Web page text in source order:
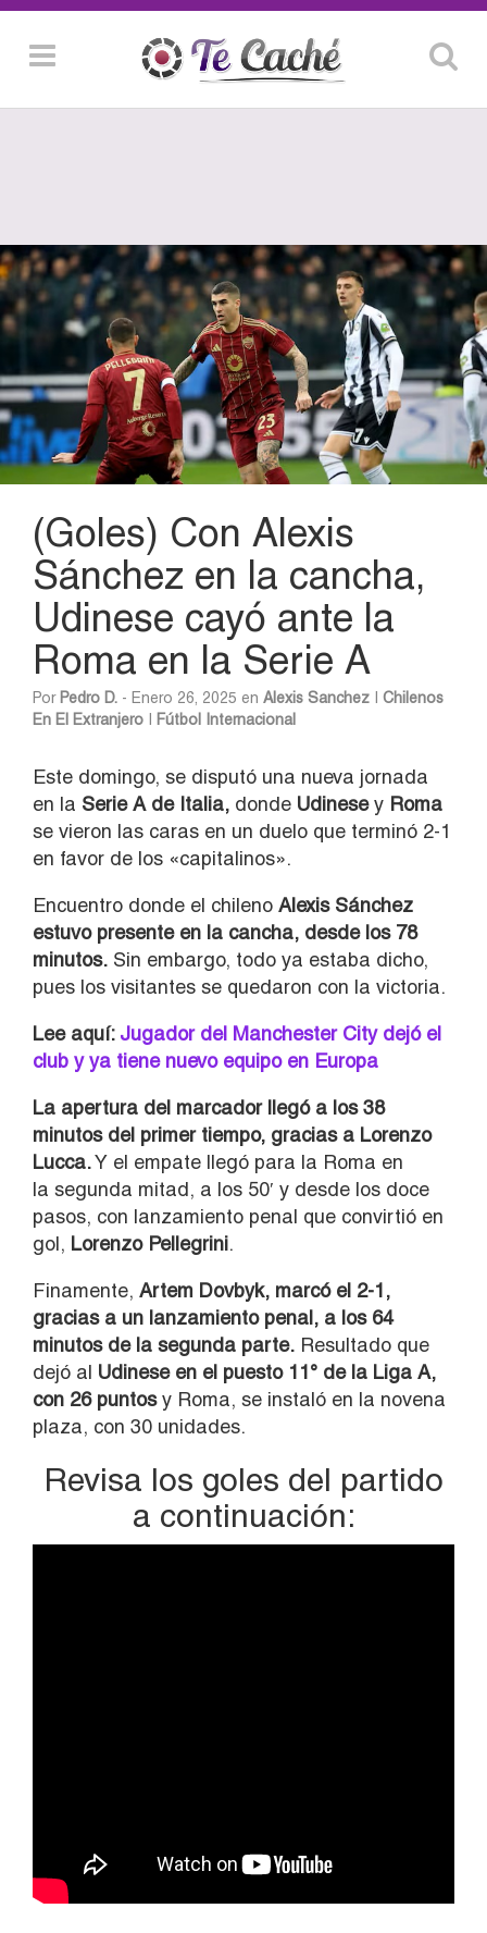
(Goles) Con Alexis
Sánchez en la cancha,
Udinese cayó ante la
Roma en la Serie A
Por Pedro D. - Enero 26, 2025 en Alexis Sanchez
Chilenos
En El Extranjero
Fútbol Internacional
Este domingo, se disputó una nueva jornada
en la Serie A de Italia, donde Udinesey Roma
se vieron las caras en un duelo que terminó 2-1
en favor de los «capitalinos».
Encuentro donde el chileno Alexis Sánchez
estuvo presente en la cancha, desde los 78
minutos. Sin embargo, todo ya estaba dicho,
pues los visitantes se quedaron con la victoria.
Lee aquí:Jugador del Manchester City dejó el
club y ya tiene nuevo equipo en Europa
La apertura del marcador llegó a los 38
minutos del primer tiempo, gracias a Lorenzo
Lucca.Y el empate llegó para la Roma en
la segunda mitad, a los 50′ y desde los doce
pasos, con lanzamiento penal que convirtió en
gol, Lorenzo Pellegrini.
Finamente, Artem Dovbyk, marcó el 2-1,
gracias a un lanzamiento penal, a los 64
minutos de la segunda parte. Resultado que
dejó al Udinese en el puesto 11° de la Liga A,
con 26 puntosy Roma, se instaló en la novena
plaza, con 30 unidades.
Revisa los goles del partido
a continuación: